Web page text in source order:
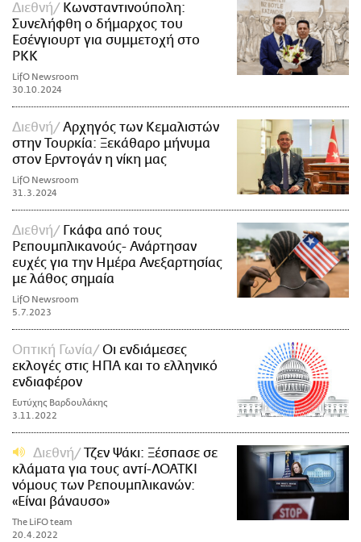
Διεθνή
Κωνσταντινούπολη:
Συνελήφθη ο δήμαρχος του
Εσένγιουρτ για συμμετοχή στο
PKK
LifO Newsroom
30.10.2024
Διεθνή
Αρχηγός των Κεμαλιστών
στην Τουρκία: Ξεκάθαρο μήνυμα
στον Ερντογάν η νίκη μας
LifO Newsroom
31.3.2024
Διεθνή
Γκάφα από τους
Ρεπουμπλικανούς- Ανάρτησαν
ευχές για την Ημέρα Ανεξαρτησίας
με λάθος σημαία
LifO Newsroom
5.7.2023
Οπτική Γωνία
Οι ενδιάμεσες
εκλογές στις ΗΠΑ και το ελληνικό
ενδιαφέρον
Ευτύχης Βαρδουλάκης
3.11.2022
Διεθνή
Τζεν Ψάκι: Ξέσπασε σε
κλάματα για τους αντί-ΛΟΑΤΚΙ
νόμους των Ρεπουμπλικανών:
«Είναι βάναυσο»
The LiFO team
20.4.2022